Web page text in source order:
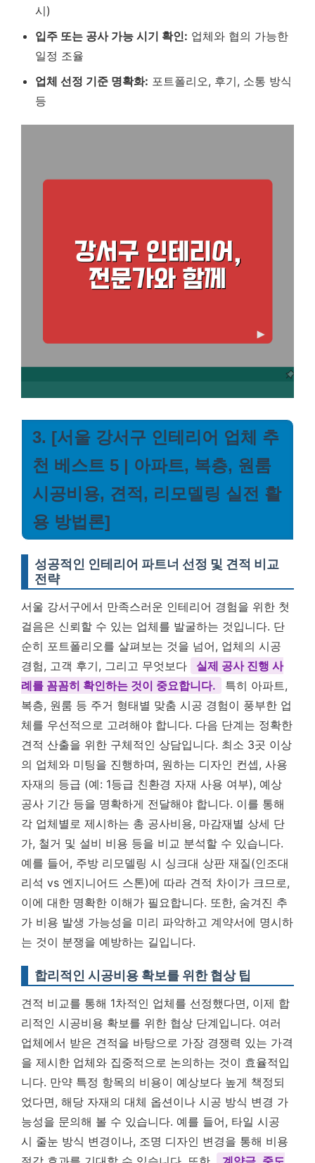
시)
입주 또는 공사 가능 시기 확인: 업체와 협의 가능한
일정 조율
업체 선정 기준 명확화: 포트폴리오, 후기, 소통 방식
등
3. [서울 강서구 인테리어 업체 추
천 베스트 5 | 아파트, 복층, 원룸
시공비용, 견적, 리모델링 실전 활
용 방법론]
성공적인 인테리어 파트너 선정 및 견적 비교
전략
서울 강서구에서 만족스러운 인테리어 경험을 위한 첫
걸음은 신뢰할 수 있는 업체를 발굴하는 것입니다. 단
순히 포트폴리오를 살펴보는 것을 넘어, 업체의 시공
경험, 고객 후기, 그리고 무엇보다
실제 공사 진행 사
례를 꼼꼼히 확인하는 것이 중요합니다.
특히 아파트,
복층, 원룸 등 주거 형태별 맞춤 시공 경험이 풍부한 업
체를 우선적으로 고려해야 합니다. 다음 단계는 정확한
견적 산출을 위한 구체적인 상담입니다. 최소 3곳 이상
의 업체와 미팅을 진행하며, 원하는 디자인 컨셉, 사용
자재의 등급 (예: 1등급 친환경 자재 사용 여부), 예상
공사 기간 등을 명확하게 전달해야 합니다. 이를 통해
각 업체별로 제시하는 총 공사비용, 마감재별 상세 단
가, 철거 및 설비 비용 등을 비교 분석할 수 있습니다.
예를 들어, 주방 리모델링 시 싱크대 상판 재질(인조대
리석 vs 엔지니어드 스톤)에 따라 견적 차이가 크므로,
이에 대한 명확한 이해가 필요합니다. 또한, 숨겨진 추
가 비용 발생 가능성을 미리 파악하고 계약서에 명시하
는 것이 분쟁을 예방하는 길입니다.
합리적인 시공비용 확보를 위한 협상 팁
견적 비교를 통해 1차적인 업체를 선정했다면, 이제 합
리적인 시공비용 확보를 위한 협상 단계입니다. 여러
업체에서 받은 견적을 바탕으로 가장 경쟁력 있는 가격
을 제시한 업체와 집중적으로 논의하는 것이 효율적입
니다. 만약 특정 항목의 비용이 예상보다 높게 책정되
었다면, 해당 자재의 대체 옵션이나 시공 방식 변경 가
능성을 문의해 볼 수 있습니다. 예를 들어, 타일 시공
시 줄눈 방식 변경이나, 조명 디자인 변경을 통해 비용